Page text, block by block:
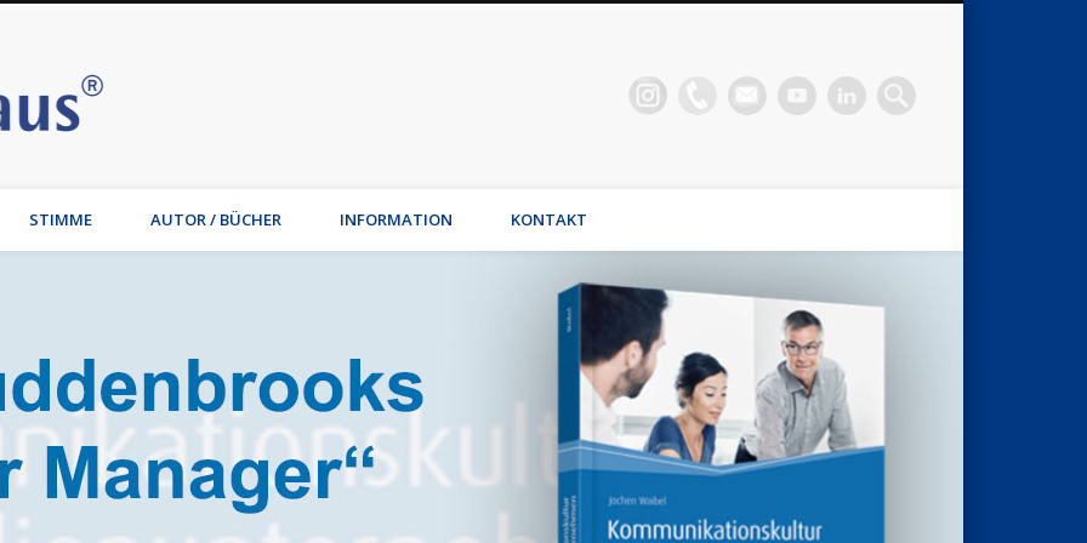
Stimmhaus | Hamburg – Jochen Waibel
Wirtschaftsmediation, Familienmediation, Familienunternehmen: Jochen Waibel, Stimmhaus Coach, Wirtschaftsmediator
STIMME AUTOR / BÜCHER INFORMATION KONTAKT